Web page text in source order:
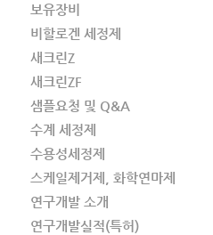
보유장비
비할로겐 세정제
새크린Z
새크린ZF
샘플요청 및 Q&A
수계 세정제
수용성세정제
스케일제거제, 화학연마제
연구개발 소개
연구개발실적(특허)